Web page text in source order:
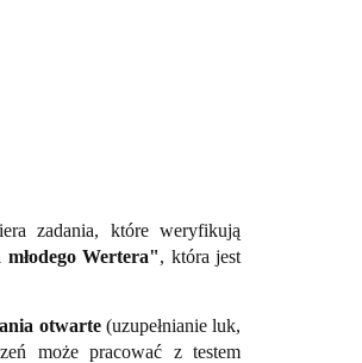
zadania, które weryfikują
Wertera", która jest
otwarte (uzupełnianie luk,
może pracować z testem